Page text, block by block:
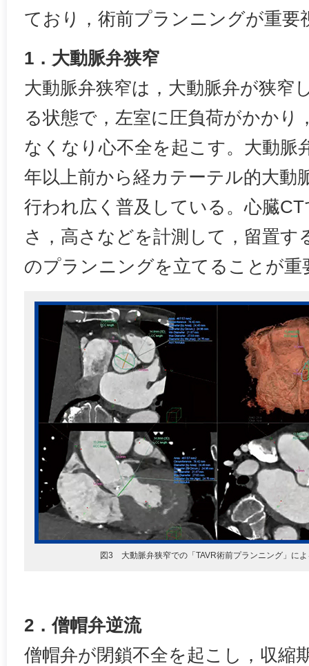
ており，術前プランニングが重要
1．大動脈弁狭窄
大動脈弁狭窄は，大動脈弁が狭窄
る状態で，左室に圧負荷がかかり
なくなり心不全を起こす。大動脈
年以上前から経カテーテル的大動
行われ広く普及している。心臓
さ，高さなどを計測して，留置す
のプランニングを立てることが重
図3 大動脈弁狭窄での「TAVR術前プランニング」に
2．僧帽弁逆流
僧帽弁が閉鎖不全を起こし，収縮